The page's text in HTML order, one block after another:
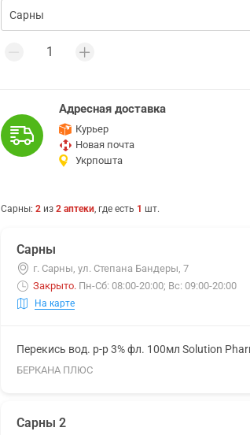
Адресная доставка
Курьер
Новая почта
Укрпошта
Сарны: 2 из 2 аптеки, где есть 1 шт.
Сарны
г. Сарны, ул. Степана Бандеры, 7
Закрыто. Пн-Сб: 08:00-20:00; Вс: 09:00-20:00
На карте
Перекись вод. р-р 3% фл. 100мл Solution
БЕРКАНА ПЛЮС
Сарны 2